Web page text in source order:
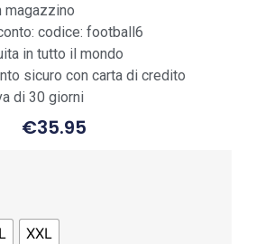
magazzino
codice: football6
in tutto il mondo
sicuro con carta di credito
di 30 giorni
€35.95
XXL